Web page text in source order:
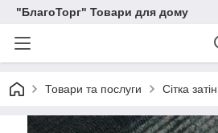
"БлагоТорг" Товари для дому
Товари та послуги Сітка